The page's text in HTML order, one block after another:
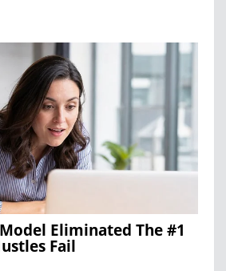
Eliminated The #1
Fail